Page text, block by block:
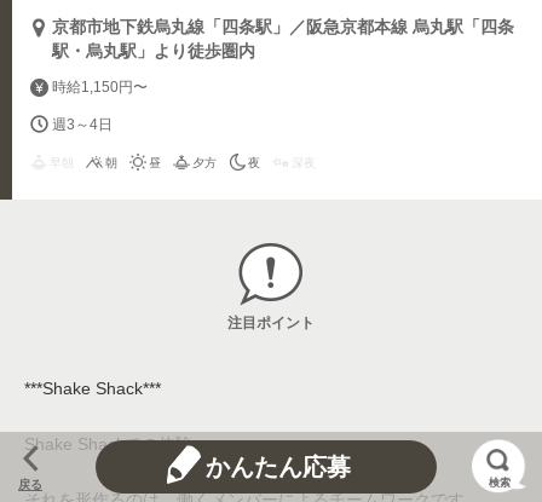
京都市地下鉄烏丸線「四条駅」／阪急京都本線 烏丸駅「四条
駅・烏丸駅」より徒歩圏内
時給1,150円〜
週3～4日
朝 昼 夕方 夜 深夜
注目ポイント
***Shake Shack***
Shake Shackでの体験。
戻る
かんたん応募
検索